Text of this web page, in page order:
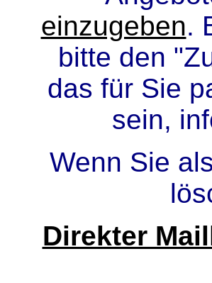
einzugeben.
bitte den
das für Sie
sein,
Wenn Sie
Direkter